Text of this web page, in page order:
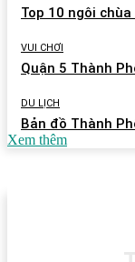
Top 10 ngôi
VUI CHƠI
Quận 5 Thành
DU LỊCH
Bản đồ Thành
Xem thêm